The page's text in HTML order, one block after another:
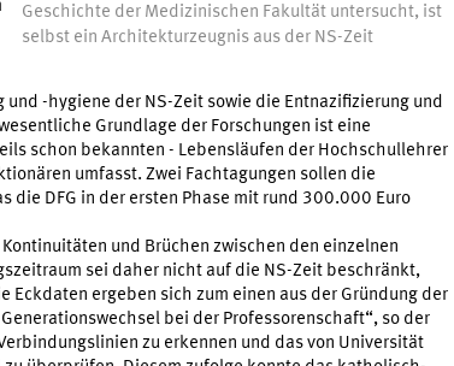
Geschichte der Medizinischen Fakultät untersucht, ist
selbst ein Architekturzeugnis aus der NS-Zeit
-hygiene der NS-Zeit sowie die Entnazifizierung und
Grundlage der Forschungen ist eine
schon bekannten - Lebensläufen der Hochschullehrer
umfasst. Zwei Fachtagungen sollen die
die DFG in der ersten Phase mit rund 300.000 Euro
und Brüchen zwischen den einzelnen
sei daher nicht auf die NS-Zeit beschränkt,
Eckdaten ergeben sich zum einen aus der Gründung der
bei der Professorenschaft“, so der
zu erkennen und das von Universität